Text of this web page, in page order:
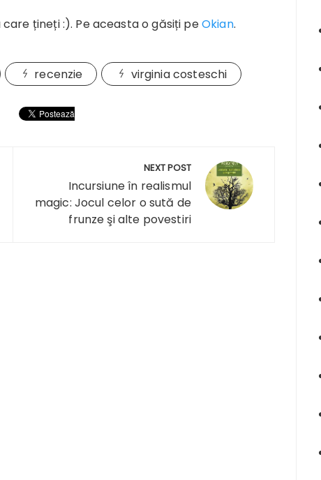
țineți :). Pe aceasta o găsiți peOkian.
recenzie virginia costeschi
NEXT POST
Incursiune în realismul
magic: Jocul celor o sută de
frunze şi alte povestiri